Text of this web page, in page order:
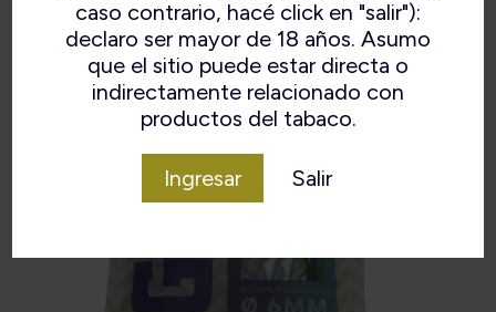
caso contrario, hacé click en "salir"):
declaro ser mayor de 18 años. Asumo
que el sitio puede estar directa o
indirectamente relacionado con
productos del tabaco.
Ingresar Salir